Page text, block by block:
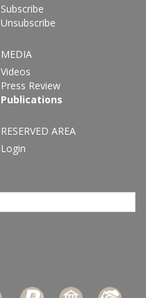
Subscribe
Unsubscribe
MEDIA
Videos
Press Review
Publications
RESERVED AREA
Login